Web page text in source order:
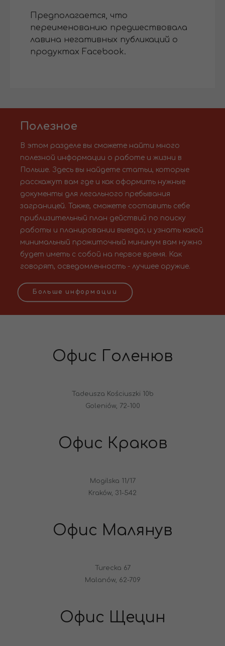
Предполагается, что
переименованию предшествовала
лавина негативных публикаций о
продуктах Facebook.
Полезное
В этом разделе вы сможете найти много
полезной информации о работе и жизни в
Польше. Здесь вы найдете статьи, которые
расскажут вам где и как оформить нужные
документы для легального пребывания
заграницей. Также, сможете составить себе
приблизительный план действий по поиску
работы и планировании выезда; и узнать какой
минимальный прожиточный минимум вам нужно
будет иметь с собой на первое время. Как
говорят, осведомленность - лучшее оружие.
Больше информации
Офис Голенюв
Tadeusza Kościuszki 10b
Goleniów, 72-100
Офис Краков
Mogilska 11/17
Kraków, 31-542
Офис Малянув
Turecka 67
Malanów, 62-709
Офис Щецин